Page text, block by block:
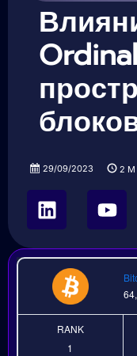
29/09/2023 2 M
RANK
1